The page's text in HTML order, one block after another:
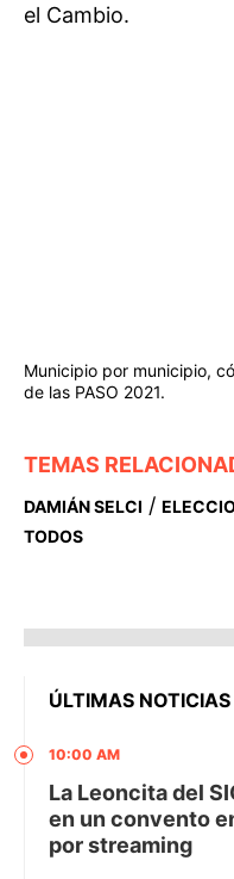
el Cambio.
Municipio por municipio,
de las PASO 2021.
TEMAS
DAMIÁN SELCI /
TODOS
ÚLTIMAS NOTICIAS
10:00 AM
La Leoncita del
en un convento
por streaming